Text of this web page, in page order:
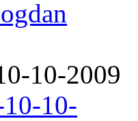
10-2009